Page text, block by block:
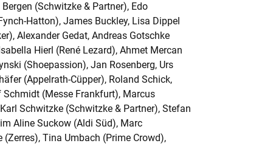
Karriereperspektiven.
(Schwitzke & Partner), Edo
Hatton), James Buckley, Lisa Dippel
Alexander Gedat, Andreas Gotschke
Hierl (René Lezard), Ahmet Mercan
(Shoepassion), Jan Rosenberg, Urs
(Appelrath-Cüpper), Roland Schick,
(Messe Frankfurt), Marcus
Schwitzke (Schwitzke & Partner), Stefan
Aline Suckow (Aldi Süd), Marc
Tina Umbach (Prime Crowd),